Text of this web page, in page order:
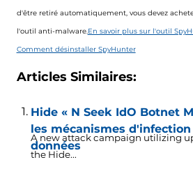
d'être retiré automatiquement, vous devez
l'outil anti-malware.En savoir plus sur l'outil
Comment désinstaller SpyHunter
Articles Similaires:
Hide « N Seek IdO Botnet
les mécanismes d'infection
données
A new attack campaign utilizing
the Hide...